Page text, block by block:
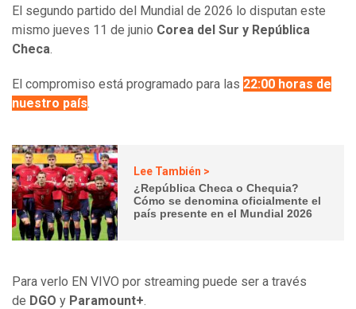
El segundo partido del Mundial de 2026 lo disputan este
mismo jueves 11 de junio Corea del Sur y República
Checa.
El compromiso está programado para las 22:00 horas de
nuestro país.
Lee También >
¿República Checa o Chequia?
Cómo se denomina oficialmente el
país presente en el Mundial 2026
Para verlo EN VIVO por streaming puede ser a través
de DGO y Paramount+.